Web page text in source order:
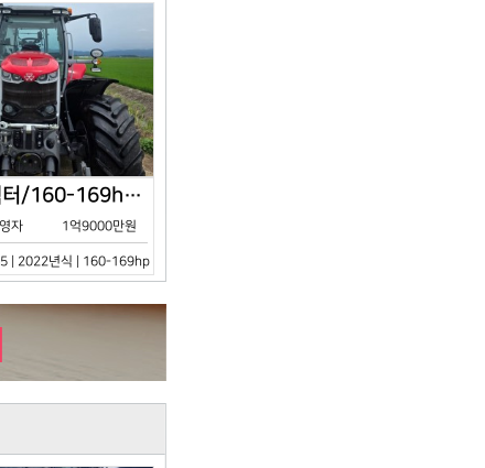
아세아/트랙터/160-169hp/MF7S.165/2023년식
자 1억9000만원
| 2022년식 | 160-169hp